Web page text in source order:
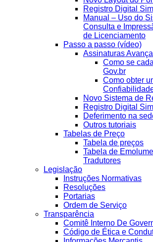
Registro Digital
Manual – Uso do
Consulta e
de Licenciamento
Passo a passo (vídeo)
Assinaturas
Como se
Gov.br
Como obter
Novo Sistema de
Registro Digital
Deferimento na
Outros tutoriais
Tabelas de Preço
Tabela de preços
Tabela de
Tradutores
Legislação
Instruções Normativas
Resoluções
Portarias
Ordem de Serviço
Transparência
Comitê Interno De
Código de Ética e